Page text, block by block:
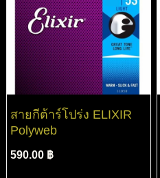
สายกีต้าร์โปร่ง ELIXIR
Polyweb
590.00 ฿